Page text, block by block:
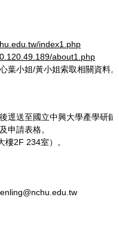
index1.php
about1.php
葉小姐/黃小姐索取相關資料。
逕送至國立中興大學產學研
申請表格。
2F 234室）。